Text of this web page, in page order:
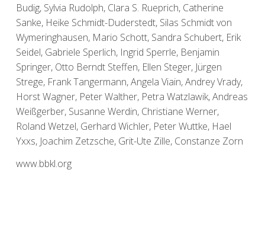
Budig, Sylvia Rudolph, Clara S. Rueprich, Catherine
Sanke, Heike Schmidt-Duderstedt, Silas Schmidt von
Wymeringhausen, Mario Schott, Sandra Schubert, Erik
Seidel, Gabriele Sperlich, Ingrid Sperrle, Benjamin
Springer, Otto Berndt Steffen, Ellen Steger, Jürgen
Strege, Frank Tangermann, Angela Viain, Andrey Vrady,
Horst Wagner, Peter Walther, Petra Watzlawik, Andreas
Weißgerber, Susanne Werdin, Christiane Werner,
Roland Wetzel, Gerhard Wichler, Peter Wuttke, Hael
Yxxs, Joachim Zetzsche, Grit-Ute Zille, Constanze Zorn
www.bbkl.org